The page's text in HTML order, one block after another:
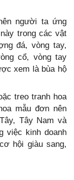
người ta ứng
trong các vật
đá, vòng tay,
cổ, vòng tay
xem là bùa hộ
treo tranh hoa
mẫu đơn nên
Tây Nam và
việc kinh doanh
hội giàu sang,